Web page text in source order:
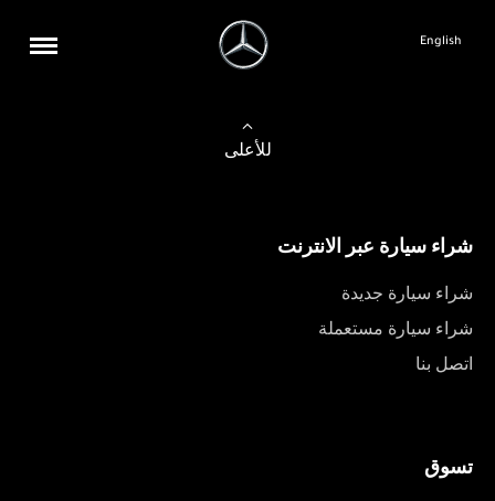
English
للأعلى
شراء سيارة عبر الانترنت
شراء سيارة جديدة
شراء سيارة مستعملة
اتصل بنا
تسوق